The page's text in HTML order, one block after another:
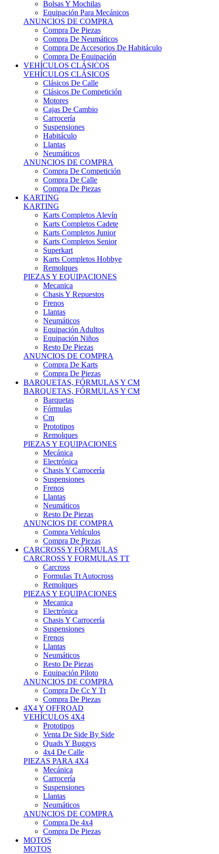
ANUNCIOS DE COMPRA
Compra De Piezas
Compra De Neumáticos
Compra De Accesorios De Habitáculo
Compra De Equipación
VEHÍCULOS CLÁSICOS
VEHÍCULOS CLÁSICOS
Clásicos De Calle
Clásicos De Competición
Motores
Cajas De Cambio
Carrocería
Suspensiones
Habitáculo
Llantas
Neumáticos
ANUNCIOS DE COMPRA
Compra De Competición
Compra De Calle
Compra De Piezas
KARTING
KARTING
Karts Completos Alevín
Karts Completos Cadete
Karts Completos Junior
Karts Completos Senior
Superkart
Karts Completos Hobbye
Remolques
PIEZAS Y EQUIPACIONES
Mecanica
Chasis Y Repuestos
Frenos
Llantas
Neumáticos
Equipación Adultos
Equipación Niños
Resto De Piezas
ANUNCIOS DE COMPRA
Compra De Karts
Compra De Piezas
BARQUETAS, FÓRMULAS Y CM
BARQUETAS, FÓRMULAS Y CM
Barquetas
Fórmulas
Cm
Prototipos
Remolques
PIEZAS Y EQUIPACIONES
Mecánica
Electrónica
Chasis Y Carrocería
Suspensiones
Frenos
Llantas
Neumáticos
Resto De Piezas
ANUNCIOS DE COMPRA
Compra Vehículos
Compra De Piezas
CARCROSS Y FÓRMULAS
CARCROSS Y FORMULAS TT
Carcross
Formulas Tt Autocross
Remolques
PIEZAS Y EQUIPACIONES
Mecanica
Electrónica
Chasis Y Carrocería
Suspensiones
Frenos
Llantas
Neumáticos
Resto De Piezas
Equipación Piloto
ANUNCIOS DE COMPRA
Compra De Cc Y Tt
Compra De Piezas
4X4 Y OFFROAD
VEHÍCULOS 4X4
Prototipos
Venta De Side By Side
Quads Y Buggys
4x4 De Calle
PIEZAS PARA 4X4
Mecánica
Carrocería
Suspensiones
Llantas
Neumáticos
ANUNCIOS DE COMPRA
Compra De 4x4
Compra De Piezas
MOTOS
MOTOS
Motos De Circuito